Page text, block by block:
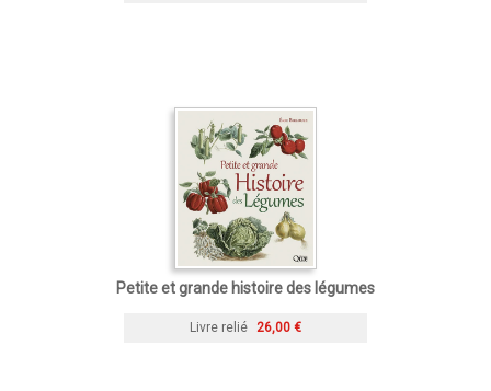
Petite et grande histoire des légumes
Livre relié 26,00 €